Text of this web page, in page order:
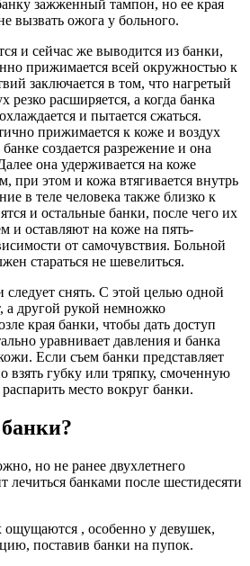
зажженный тампон, но ее края
вызвать ожога у больного.
и сейчас же выводится из банки,
прижимается всей окружностью к
заключается в том, что нагретый
резко расширяется, а когда банка
и пытается сжаться.
прижимается к коже и воздух
создается разрежение и она
она удерживается на коже
при этом и кожа втягивается внутрь
в теле человека также близко к
и остальные банки, после чего их
и оставляют на коже на пять-
от самочувствия. Больной
стараться не шевелиться.
снять. С этой целью одной
а другой рукой немножко
края банки, чтобы дать доступ
уравнивает давления и банка
Если съем банки представляет
взять губку или тряпку, смоченную
место вокруг банки.
но не ранее двухлетнего
лечиться банками после шестидесяти
ощущаются , особенно у девушек,
поставив банки на пупок.